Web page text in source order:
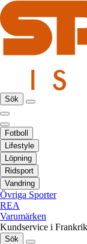
Sök
Fotboll
Lifestyle
Löpning
Ridsport
Vandring
Övriga Sporter
REA
Varumärken
Kundservice i
Sök